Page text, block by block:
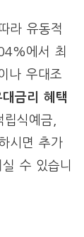
라 유동적
에서 최
나 우대조
대금리 혜택
식예금,
시면 추가
수 있습니